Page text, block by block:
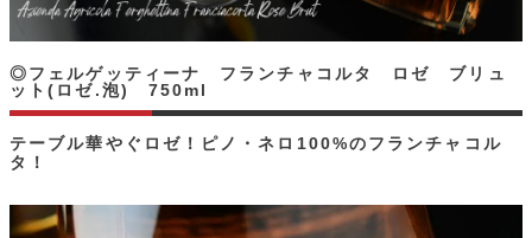
テーブル華やぐロゼ！ピノ・ネロ100%のフランチャコル
タ！
◎フェルゲッティーナ フランチャコルタ ロゼ ブリュ
ット(ロゼ.泡) 750ml